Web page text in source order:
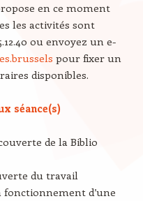
en ce moment
les activités sont
ou envoyez un e-
pour fixer un
disponibles.
séance(s)
de la Biblio
du travail
d’une